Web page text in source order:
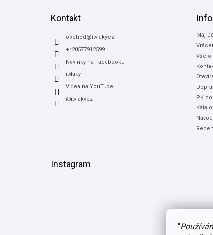
"
Kontakt
obchod@itvlaky.cz
+420577912599
Novinky na Facebooku
itvlaky
Videa na YouTube
@itvlakycz
Můj
Vše o
PK
Instagram